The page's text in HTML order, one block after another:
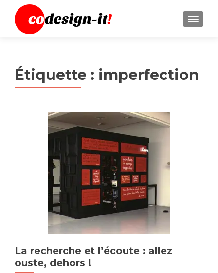
MENU
Étiquette : imperfection
La recherche et l’écoute : allez
ouste, dehors !